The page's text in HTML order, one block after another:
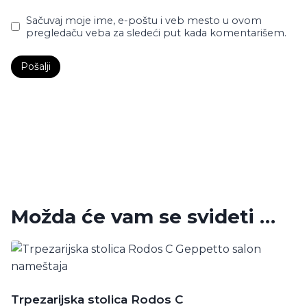
Sačuvaj moje ime, e-poštu i veb mesto u ovom
pregledaču veba za sledeći put kada komentarišem.
Možda će vam se svideti …
Trpezarijska stolica Rodos C